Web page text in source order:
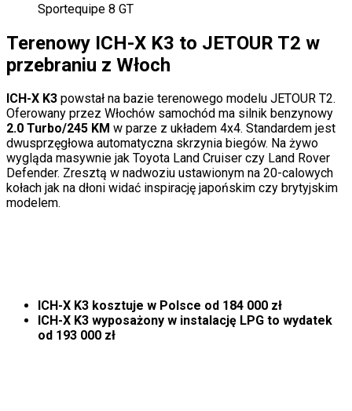
Sportequipe 8 GT
Terenowy ICH-X K3 to JETOUR T2 w
przebraniu z Włoch
ICH-X K3 powstał na bazie terenowego modelu JETOUR T2.
Oferowany przez Włochów samochód ma silnik benzynowy
2.0 Turbo/245 KM w parze z układem 4x4. Standardem jest
dwusprzęgłowa automatyczna skrzynia biegów. Na żywo
wygląda masywnie jak Toyota Land Cruiser czy Land Rover
Defender. Zresztą w nadwoziu ustawionym na 20-calowych
kołach jak na dłoni widać inspirację japońskim czy brytyjskim
modelem.
ICH-X K3 kosztuje w Polsce od 184 000 zł
ICH-X K3 wyposażony w instalację LPG to wydatek
od 193 000 zł